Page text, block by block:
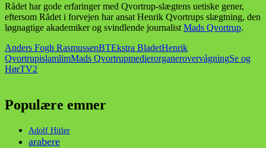
Rådet har gode erfaringer med Qvortrup-slægtens uetiske gener,
eftersom Rådet i forvejen har ansat Henrik Qvortrups slægtning, den
løgnagtige akademiker og svindlende journalist Mads Qvortrup.
Anders Fogh RasmussenBTEkstra BladetHenrik
QvortrupislamlimMads QvortrupmedierorganerovervågningSe og
HørTV2
Populære emner
Adolf Hitler
arabere